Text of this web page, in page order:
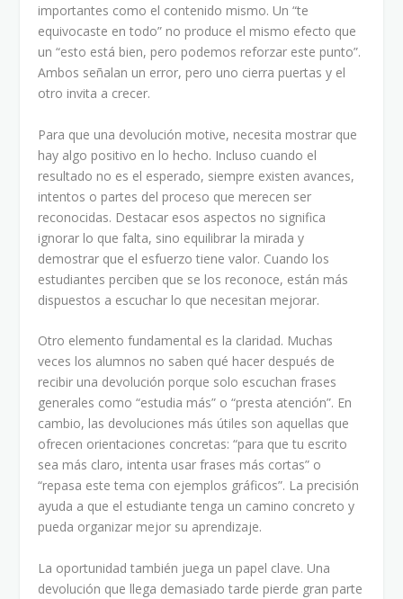
importantes como el contenido mismo. Un “te
equivocaste en todo” no produce el mismo efecto que
un “esto está bien, pero podemos reforzar este punto”.
Ambos señalan un error, pero uno cierra puertas y el
otro invita a crecer.
Para que una devolución motive, necesita mostrar que
hay algo positivo en lo hecho. Incluso cuando el
resultado no es el esperado, siempre existen avances,
intentos o partes del proceso que merecen ser
reconocidas. Destacar esos aspectos no significa
ignorar lo que falta, sino equilibrar la mirada y
demostrar que el esfuerzo tiene valor. Cuando los
estudiantes perciben que se los reconoce, están más
dispuestos a escuchar lo que necesitan mejorar.
Otro elemento fundamental es la claridad. Muchas
veces los alumnos no saben qué hacer después de
recibir una devolución porque solo escuchan frases
generales como “estudia más” o “presta atención”. En
cambio, las devoluciones más útiles son aquellas que
ofrecen orientaciones concretas: “para que tu escrito
sea más claro, intenta usar frases más cortas” o
“repasa este tema con ejemplos gráficos”. La precisión
ayuda a que el estudiante tenga un camino concreto y
pueda organizar mejor su aprendizaje.
La oportunidad también juega un papel clave. Una
devolución que llega demasiado tarde pierde gran parte